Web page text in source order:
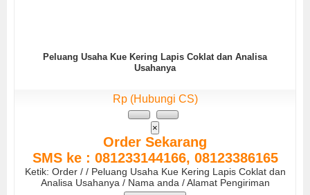
Peluang Usaha Kue Kering Lapis Coklat dan Analisa
Usahanya
Rp (Hubungi CS)
×
Order Sekarang
SMS ke : 081233144166, 08123386165
Ketik: Order / / Peluang Usaha Kue Kering Lapis Coklat dan
Analisa Usahanya / Nama anda / Alamat Pengiriman